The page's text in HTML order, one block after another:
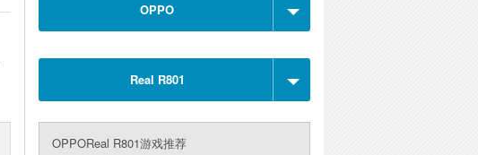
OPPO
Real R801
OPPOReal R801游戏推荐